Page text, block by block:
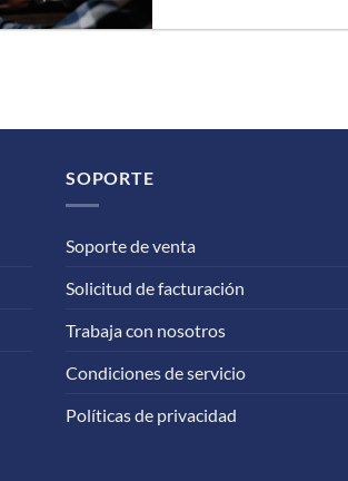
SOPORTE
Soporte de venta
Solicitud de facturación
Trabaja con nosotros
Condiciones de servicio
Políticas de privacidad